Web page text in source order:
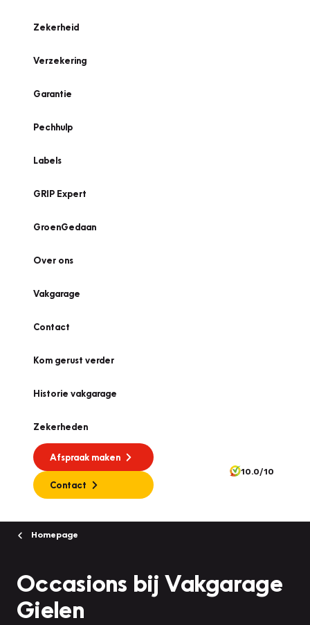
Zekerheid
Verzekering
Garantie
Pechhulp
Labels
GRIP Expert
GroenGedaan
Over ons
Vakgarage
Contact
Kom gerust verder
Historie vakgarage
Zekerheden
Afspraak maken
Contact
10.0/10
Homepage
Occasions bij Vakgarage
Gielen